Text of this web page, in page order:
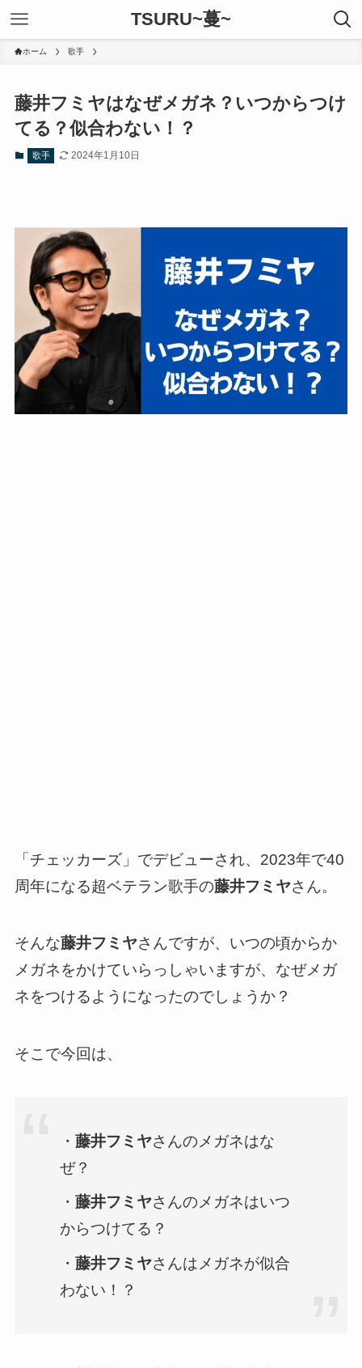
TSURU~蔓~
ホーム 歌手
藤井フミヤはなぜメガネ？いつからつけ
てる？似合わない！？
歌手 2024年1月10日
「チェッカーズ」でデビューされ、2023年で40
周年になる超ベテラン歌手の藤井フミヤさん。
そんな藤井フミヤさんですが、いつの頃からか
メガネをかけていらっしゃいますが、なぜメガ
ネをつけるようになったのでしょうか？
そこで今回は、
・藤井フミヤさんのメガネはな
ぜ？
・藤井フミヤさんのメガネはいつ
からつけてる？
・藤井フミヤさんはメガネが似合
わない！？